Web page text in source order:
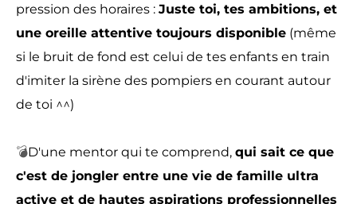
pression des horaires : Juste toi, tes ambitions, et
une oreille attentive toujours disponible (même
si le bruit de fond est celui de tes enfants en train
d'imiter la sirène des pompiers en courant autour
de toi ^^)
💣D'une mentor qui te comprend, qui sait ce que
c'est de jongler entre une vie de famille ultra
active et de hautes aspirations professionnelles